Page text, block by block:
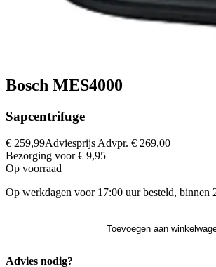
Bosch MES4000
Sapcentrifuge
€ 259,99Adviesprijs Advpr. € 269,00
Bezorging voor € 9,95
Op voorraad
Op werkdagen voor 17:00 uur besteld, binnen
Toevoegen aan
Advies nodig?